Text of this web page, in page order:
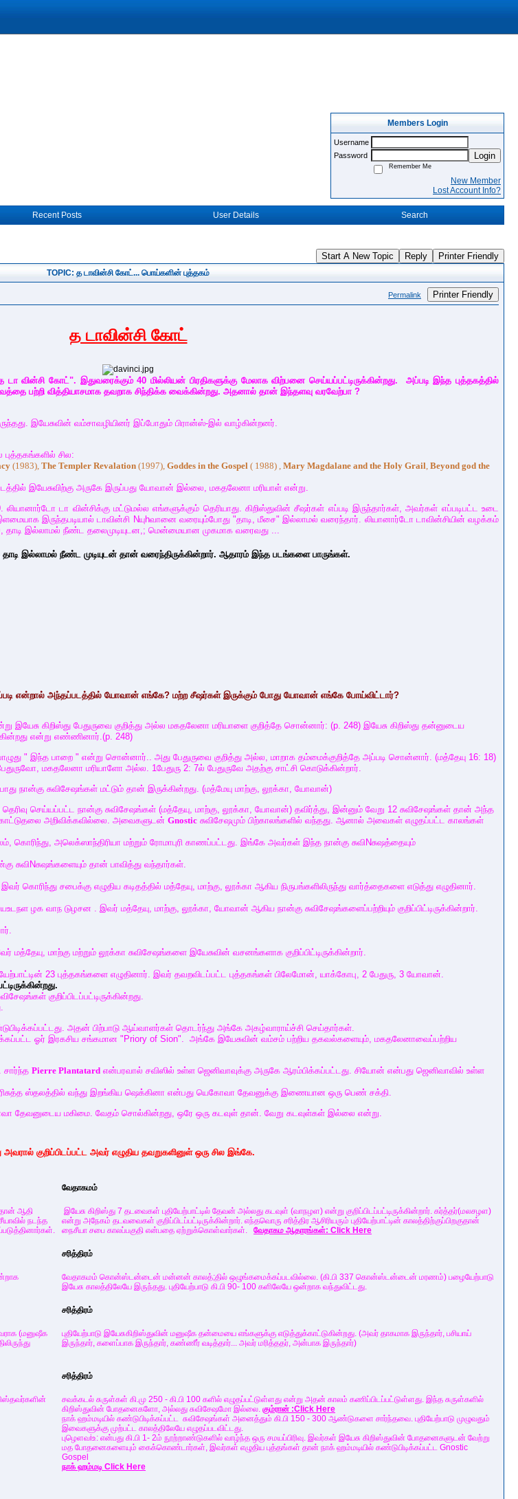
Members Login
Username
Password
Login
Remember Me
New Member
Lost Account Info?
Recent Posts User Details Search
Start A New Topic Reply Printer Friendly
TOPIC: த டாவின்சி கோட்... பொய்களின் புத்தகம்
Permalink Printer Friendly
த டாவின்சி கோட்
வின்சி கோட்". இதுவரைக்கும் 40 மில்லியன் பிரதிகளுக்கு மேலாக விற்பனை செய்யப்பட்டிருக்கின்றது. அப்படி இந்த புத்தகத்தில்
பற்றி வித்தியாசமாக தவறாக சிந்திக்க வைக்கின்றது. அதனால் தான் இந்தளவு வரவேற்பா ?
இயேசுவின் வம்சாவழியினர் இப்போதும் பிரான்ஸ்-இல் வாழ்கின்றனர்.
சில:
(1983), The Templer Revalation (1997), Goddes in the Gospel ( 1988) , Mary Magdalane and the Holy Grail Beyond god the
இயேசுவிற்கு அருகே இருப்பது யோவான் இல்லை, மகதலேனா மரியாள் என்று.
டா வின்சிக்கு மட்டுமல்ல எங்களுக்கும் தெரியாது. கிறிஸ்துவின் சீஷர்கள் எப்படி இருந்தார்கள், அவர்கள் எப்படிபட்ட உடை
இருந்தபடியால் டாவின்சி Nயுhவானை வரையும்போது "தாடி, மீசை" இல்லாமல் வரைந்தார். லியானார்டோ டாவின்சியின் வழக்கம்
இல்லாமல் நீண்ட தலைமுடியுடன,; மென்மையான முகமாக வரைவது ...
இல்லாமல் நீண்ட முடியுடன் தான் வரைந்திருக்கின்றார். ஆதாரம் இந்த படங்களை பாருங்கள்.
என்றால் அந்தப்படத்தில் யோவான் எங்கே? மற்ற சீஷர்கள் இருக்கும் போது யோவான் எங்கே போய்விட்டார்?
கிறிஸ்து பேதுருவை குறித்து அல்ல மகதலேனா மரியாளை குறித்தே சொன்னார்: (p. 248) இயேசு கிறிஸ்து தன்னுடைய
என்று எண்ணினார்.(p. 248)
" இந்த பாறை " என்று சொன்னார்.. அது பேதுருவை குறித்து அல்ல, மாறாக தம்மைக்குறித்தே அப்படி சொன்னார். (மத்தேயு 16: 18)
மகதலேனா மரியாளோ அல்ல. 1பேதுரு 2: 7ல் பேதுருவே அதற்கு சாட்சி கொடுக்கின்றார்.
நான்கு சுவிசேஷங்கள் மட்டும் தான் இருக்கின்றது. (மத்மேயு மாற்கு, லூக்கா, யோவான்)
செய்யப்பட்ட நான்கு சுவிசேஷங்கள் (மத்தேயு, மாற்கு, லூக்கா, யோவான்) தவிர்த்து, இன்னும் வேறு 12 சுவிசேஷங்கள் தான் அந்த
அறிவிக்கவில்லை. அவைகளுடன் Gnostic சுவிசேஷமும் பிற்காலங்களில் வந்தது. ஆனால் அவைகள் எழுதப்பட்ட காலங்கள்
அலெக்ஸாந்திரியா மற்றும் ரோமாபுரி காணப்பட்டது. இங்கே அவர்கள் இந்த நான்கு சுவிNசுஷத்தையும்
சுவிNசுஷங்களையும் தான் பாவித்து வந்தார்கள்.
கொரிந்து சபைக்கு எழுதிய கடிதத்தில் மத்தேயு, மாற்கு, லூக்கா ஆகிய நிருபங்களிலிருந்து வார்த்தைகளை எடுத்து எழுதினார்.
ழக வாந டுழசன . இவர் மத்தேயு, மாற்கு, லூக்கா, யோவான் ஆகிய நான்கு சுவிசேஷங்களைப்பற்றியும் குறிப்பிட்டிருக்கின்றார்.
மாற்கு மற்றும் லூக்கா சுவிசேஷங்களை இயேசுவின் வசனங்களாக குறிப்பிட்டிருக்கின்றார்.
23 புத்தகங்களை எழுதினார். இவர் தவறவிடப்பட்ட புத்தகங்கள் பிலேமோன், யாக்கோபு, 2 பேதுரு, 3 யோவான்.
குறிப்பிடப்பட்டிருக்கின்றது.
அதன் பிற்பாடு ஆய்வாளர்கள் தொடர்ந்து அங்கே அகழ்வாராய்ச்சி செய்தார்கள்.
ஓர் இரகசிய சங்கமான "Priory of Sion". அங்கே இயேசுவின் வம்சம் பற்றிய தகவல்களையும், மகதலேனாவைப்பற்றிய
சார்ந்த Pierre Plantatard என்பரவால் சவிஸில் உள்ள ஜெனிவாவுக்கு அருகே ஆரம்பிக்கப்பட்டது. சியோன் என்பது ஜெனிவாவில் உள்ள
ஸ்தலத்தில் வந்து இறங்கிய ஷெக்கினா என்பது யெகோவா தேவனுக்கு இணையான ஒரு பெண் சக்தி.
மகிமை. வேதம் சொல்கின்றது, ஒரே ஒரு கடவுள் தான். வேறு கடவுள்கள் இல்லை என்று.
குறிப்பிடப்பட்ட அவர் எழுதிய தவறுகளினுள் ஒரு சில இங்கே.
வேதாகமம்
ஆதி
நடந்த
இயேசு கிறிஸ்து 7 தடவைகள் புதியேற்பாட்டில் தேவன் அல்லது கடவுள் (வாநழள) என்று குறிப்பிடப்பட்டிருக்கின்றார். கர்த்தர்(மலசழள)
என்று அநேகம் தடவவைகள் குறிப்பிடப்பட்டிருக்கின்றார். எந்தவொரு சரித்திர ஆசிரியரும் புதியேற்பாட்டின் காலத்திற்குப்பிறகுதான்
நைசீயா சபை காலப்பகுதி என்பதை ஏற்றுக்கொள்வார்கள். வேதாகம ஆதாரங்கள்: Click Here
சரித்திரம்
வேதாகமம் கொன்ஸ்டன்டைன் மன்னன் காலத்;தில் ஒழுங்கமைக்கப்படவில்லை. (கி.பி 337 கொன்ஸ்டன்டைன் மரணம்) பழையேற்பாடு
இயேசு காலத்திலேயே இருந்தது. புதியேற்பாடு கி.பி 90- 100 களிலேயே ஒன்றாக வந்துவிட்டது.
சரித்திரம்
(மனுஷீக
புதியேற்பாடு இயேசுகிறிஸ்துவின் மனுஷீக தன்மையை எங்களுக்கு எடுத்துக்காட்டுகின்றது. (அவர் தாகமாக இருந்தார், பசியாய்
இருந்தார், களைப்பாக இருந்தார், கண்ணீர் வடித்தார்... அவர் மரித்ததர், அன்பாக இருந்தார்)
சரித்திரம்
சவக்கடல் சுருள்கள் கி.மு 250 - கி.பி 100 களில் எழுதப்பட்டுள்ளது என்று அதன் காலம் கணிப்பிடப்பட்டுள்ளது. இந்த சுருள்களில்
கிறிஸ்துவின் போதனைகளோ, அல்லது சுவிசேஷமோ இல்லை. கும்ரான் :Click Here
நாக் ஹம்மடியில் கண்டுபிடிக்கப்பட்ட சுவிசேஷங்கள் அனைத்தும் கி.பி 150 - 300 ஆண்டுகளை சார்ந்தவை. புதியேற்பாடு முழுவதும்
இவைகளுக்கு முற்பட்ட காலத்திலேயே எழுதப்படவிட்டது.
புழெளவiஉ: என்பது கி.பி 1- 2ம் நூற்றாண்டுகளில் வாழ்ந்த ஒரு சமயப்பிரிவு. இவர்கள் இயேசு கிறிஸ்துவின் போதனைகளுடன் வேற்று
மத போதனைகளையும் கைக்கொண்டார்கள், இவர்கள் எழுதிய புத்தங்கள் தான் நாக் ஹம்மடியில் கண்டுபிடிக்கப்பட்ட Gnostic
Gospel
நாக் ஹம்மடி Click Here